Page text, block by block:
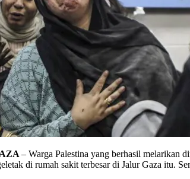
– Warga Palestina yang berhasil melarikan
di rumah sakit terbesar di Jalur Gaza itu.